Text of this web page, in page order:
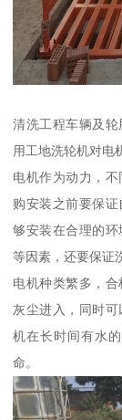
清洗工程车辆及轮
用工地洗轮机对电
电机作为动力，
购安装之前要保
够安装在合理的
等因素，还要保证
电机种类繁多，
灰尘进入，同时
机在长时间有水
命。